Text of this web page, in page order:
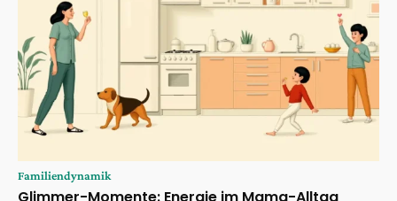
Familiendynamik
Glimmer-Momente: Energie im Mama-Alltag